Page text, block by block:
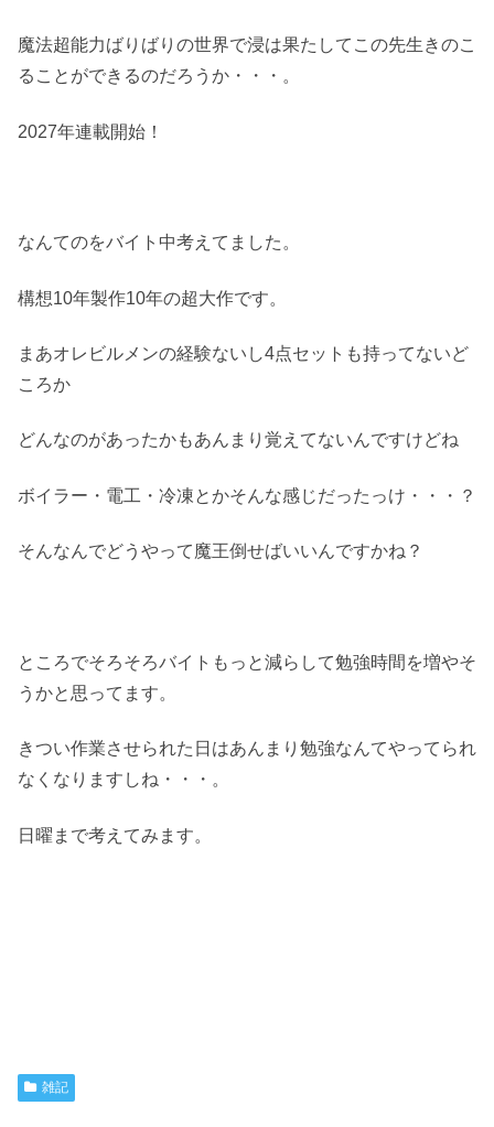
魔法超能力ばりばりの世界で浸は果たしてこの先生きのこ
ることができるのだろうか・・・。
2027年連載開始！
なんてのをバイト中考えてました。
構想10年製作10年の超大作です。
まあオレビルメンの経験ないし4点セットも持ってないど
ころか
どんなのがあったかもあんまり覚えてないんですけどね
ボイラー・電工・冷凍とかそんな感じだったっけ・・・？
そんなんでどうやって魔王倒せばいいんですかね？
ところでそろそろバイトもっと減らして勉強時間を増やそ
うかと思ってます。
きつい作業させられた日はあんまり勉強なんてやってられ
なくなりますしね・・・。
日曜まで考えてみます。
雑記